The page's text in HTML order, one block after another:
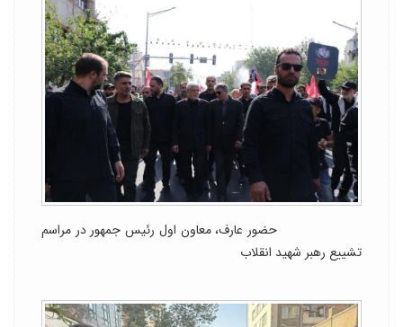
حضور عارف، معاون اول رئیس جمهور در مراسم
تشییع رهبر شهید انقلاب